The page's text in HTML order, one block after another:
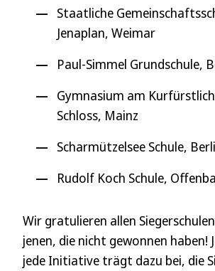
Staatliche
Jenaplan, Weimar
Paul-Simmel Grundschule,
Gymnasium am
Schloss, Mainz
Scharmützelsee Schule,
Rudolf Koch Schule,
Wir gratulieren allen
jenen, die nicht gewonnen haben!
jede Initiative trägt dazu bei, die